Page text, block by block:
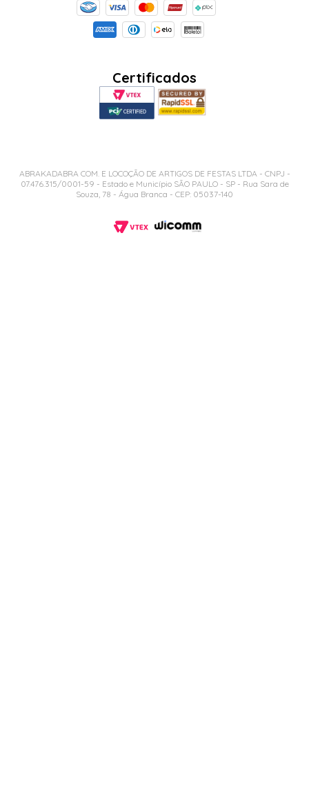
Certificados
ABRAKADABRA COM. E LOCOÇÃO DE ARTIGOS DE FESTAS LTDA - CNPJ -
07.476.315/0001-59 - Estado e Município SÃO PAULO - SP - Rua Sara de
Souza, 78 - Água Branca - CEP: 05037-140